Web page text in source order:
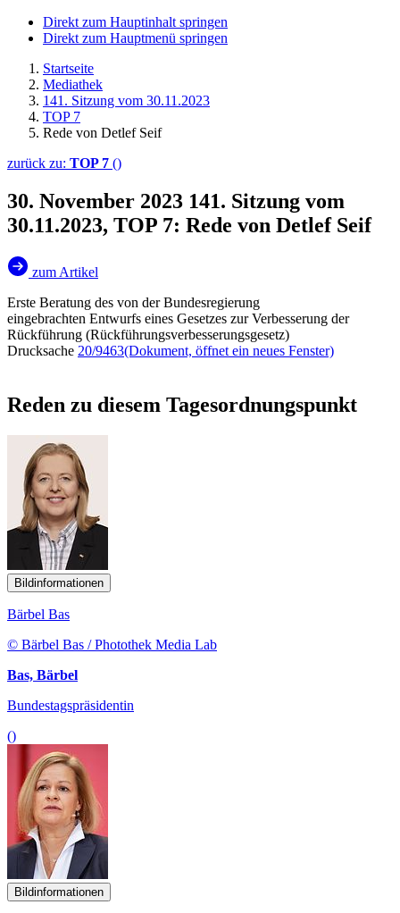
Direkt zum Hauptinhalt springen
Direkt zum Hauptmenü springen
Startseite
Mediathek
141. Sitzung vom 30.11.2023
TOP 7
Rede von Detlef Seif
zurück zu: TOP 7 ()
30. November 2023 141. Sitzung vom
30.11.2023, TOP 7: Rede von Detlef Seif
zum Artikel
Erste Beratung des von der Bundesregierung
eingebrachten Entwurfs eines Gesetzes zur Verbesserung der
Rückführung (Rückführungsverbesserungsgesetz)
Drucksache 20/9463(Dokument, öffnet ein neues Fenster)
Reden zu diesem Tagesordnungspunkt
Bildinformationen
Bärbel Bas
© Bärbel Bas / Photothek Media Lab
Bas, Bärbel
Bundestagspräsidentin
()
Bildinformationen